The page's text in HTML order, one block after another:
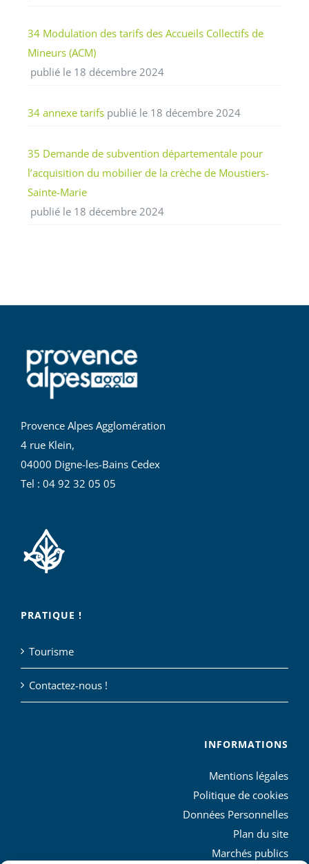
34 Modulation des tarifs des Accueils Collectifs de
Mineurs (ACM)
publié le 18 décembre 2024
34 annexe tarifs publié le 18 décembre 2024
35 Demande de subvention départementale pour
l’acquisition du mobilier de la crèche de Moustiers-
Sainte-Marie
publié le 18 décembre 2024
Provence Alpes Agglomération
4 rue Klein,
04000 Digne-les-Bains Cedex
Tel : 04 92 32 05 05
PRATIQUE !
Tourisme
Contactez-nous !
INFORMATIONS
Mentions légales
Politique de cookies
Données Personnelles
Plan du site
Marchés publics